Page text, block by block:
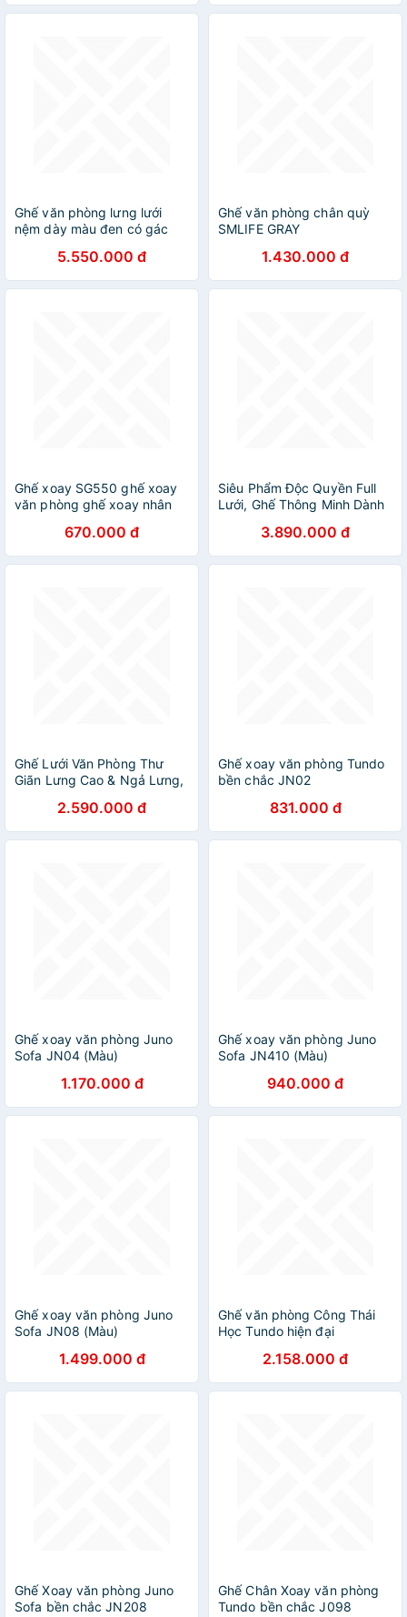
Đệm Ghế Êm Aí, Nhiều Màu -
Ghế văn phòng lưng lưới
nệm dày màu đen có gác
nhập khẩu CR4301-M Nội
thất Capta
5.550.000 đ
Ghế văn phòng chân quỳ
SMLIFE GRAY
1.430.000 đ
Ghế xoay SG550 ghế xoay
văn phòng ghế xoay nhân
670.000 đ
Siêu Phẩm Độc Quyền Full
Lưới, Ghế Thông Minh Dành
Văn Phòng AZP FURNITURE
Ergonomic AZP-9939-DEN -
Tây Nâng Hạ
3.890.000 đ
Ghế Lưới Văn Phòng Thư
Giãn Lưng Cao & Ngả Lưng,
Minh, Chân Nhôm Hơp Kim
303NEW
2.590.000 đ
Ghế xoay văn phòng Tundo
bền chắc JN02
831.000 đ
Ghế xoay văn phòng Juno
Sofa JN04 (Màu)
1.170.000 đ
Ghế xoay văn phòng Juno
Sofa JN410 (Màu)
940.000 đ
Ghế xoay văn phòng Juno
Sofa JN08 (Màu)
1.499.000 đ
Ghế văn phòng Công Thái
Học Tundo hiện đại
2.158.000 đ
Ghế Xoay văn phòng Juno
Sofa bền chắc JN208
Ghế Chân Xoay văn phòng
Tundo bền chắc J098